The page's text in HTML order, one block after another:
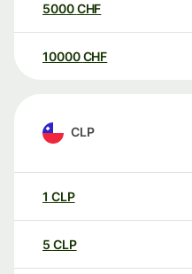
5000CHF
10000 CHF
CLP
1 CLP
5 CLP